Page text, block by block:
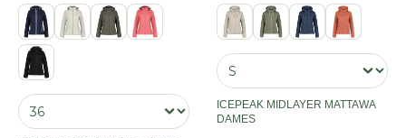
ICEPEAK MIDLAYER MATTAWA
DAMES